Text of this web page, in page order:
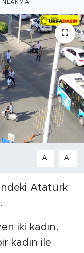
A- A+
Atatürk
iki kadın,
kadın ile